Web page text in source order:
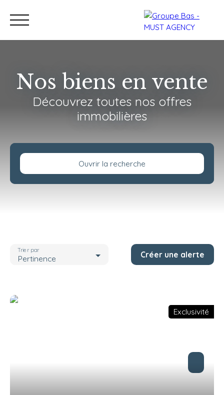
Acheter Vendre Programmes
Nos biens en vente
Découvrez toutes nos offres
immobilières
Ouvrir la recherche
Budget max (€)
Pertinence
Trier par Créer une alerte
Exclusivité